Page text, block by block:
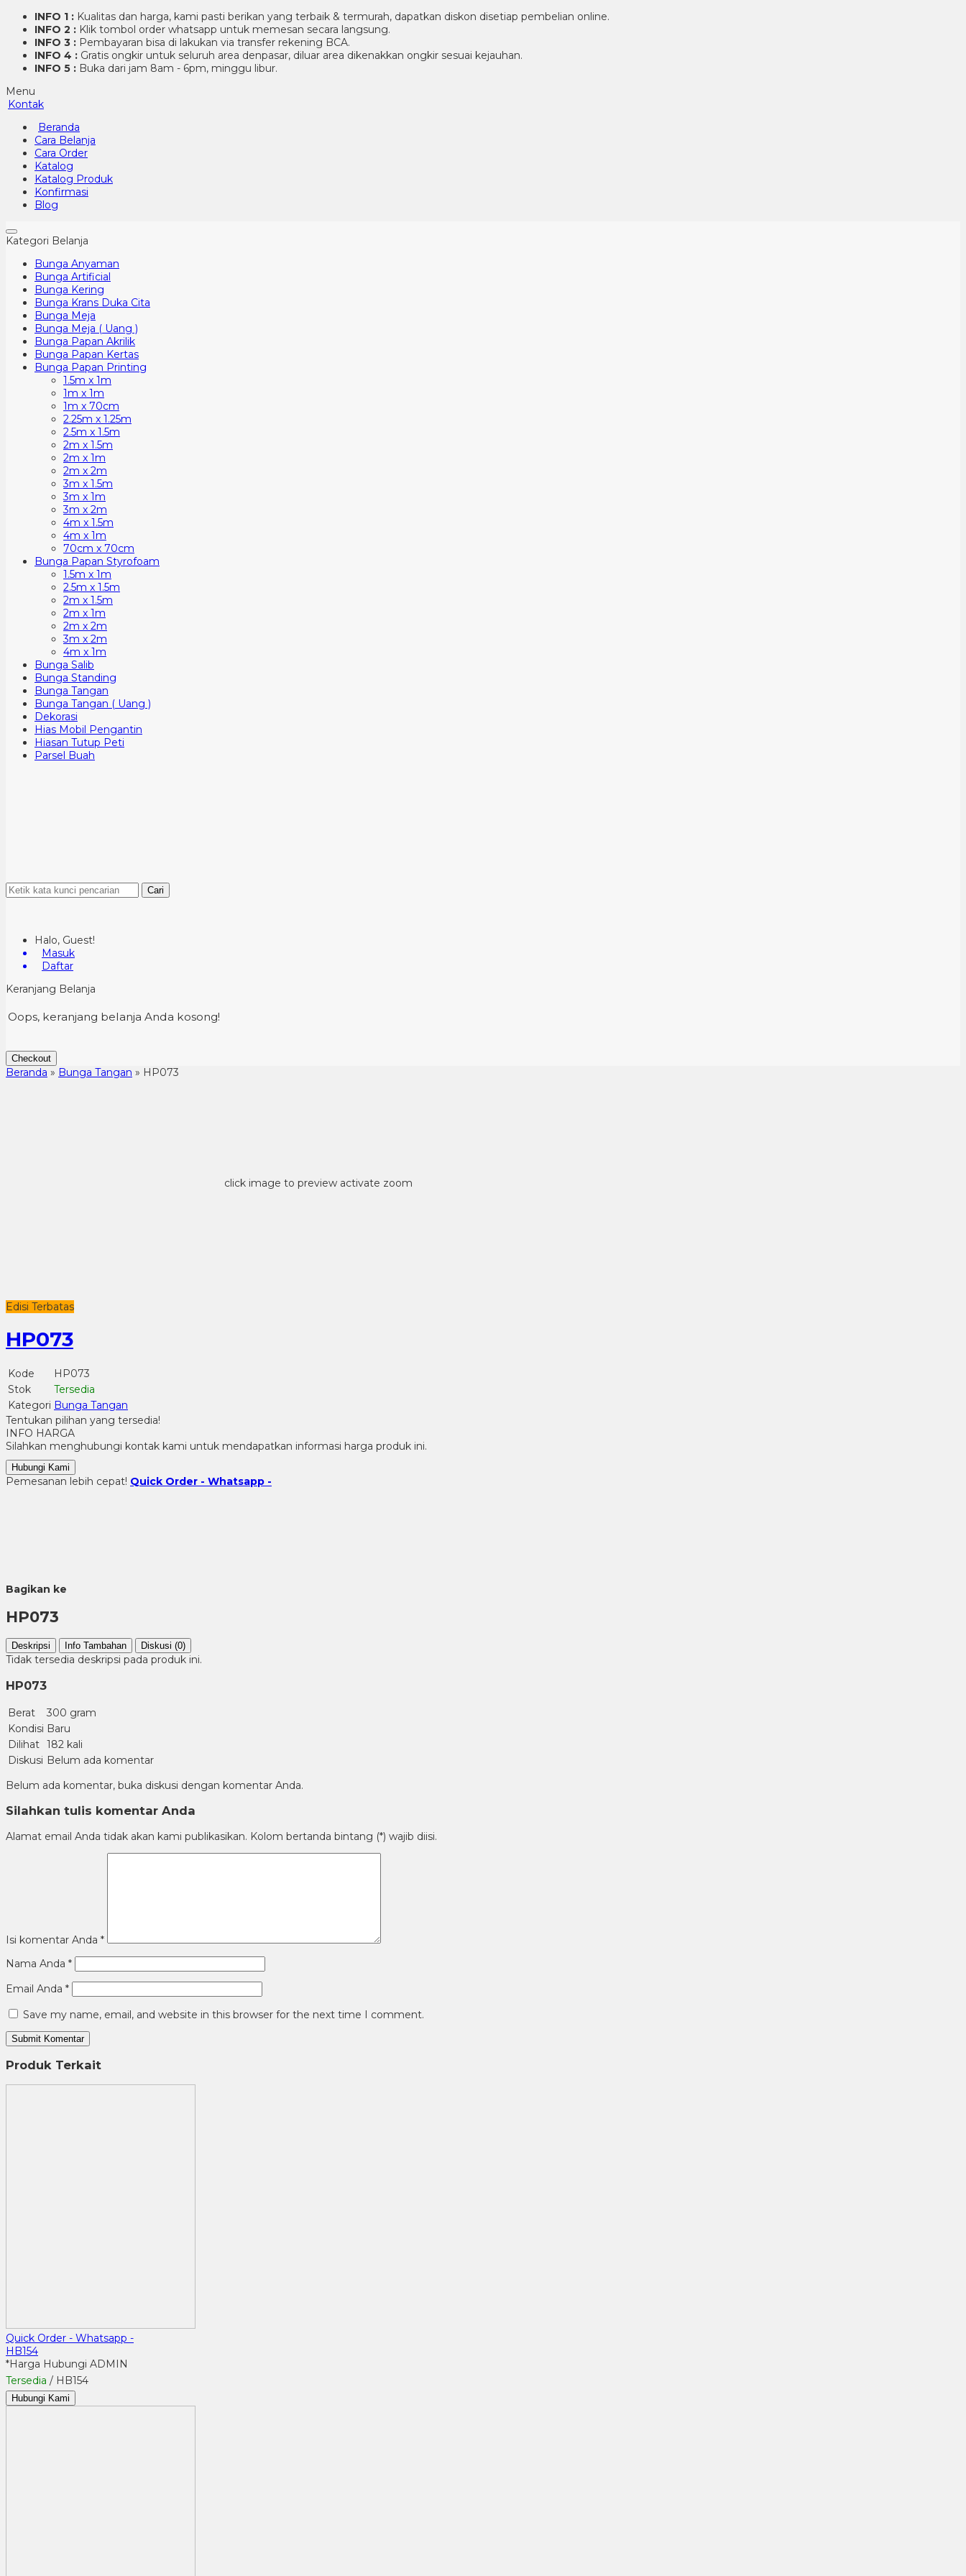
INFO 1 : Kualitas dan harga, kami pasti berikan yang terbaik & termurah, dapatkan diskon disetiap pembelian online.
INFO 2 : Klik tombol order whatsapp untuk memesan secara langsung.
INFO 3 : Pembayaran bisa di lakukan via transfer rekening BCA.
INFO 4 : Gratis ongkir untuk seluruh area denpasar, diluar area dikenakkan ongkir sesuai kejauhan.
INFO 5 : Buka dari jam 8am - 6pm, minggu libur.
Menu
Kontak
Beranda
Cara Belanja
Cara Order
Katalog
Katalog Produk
Konfirmasi
Blog
Kategori Belanja
Bunga Anyaman
Bunga Artificial
Bunga Kering
Bunga Krans Duka Cita
Bunga Meja
Bunga Meja ( Uang )
Bunga Papan Akrilik
Bunga Papan Kertas
Bunga Papan Printing
1.5m x 1m
1m x 1m
1m x 70cm
2.25m x 1.25m
2.5m x 1.5m
2m x 1.5m
2m x 1m
2m x 2m
3m x 1.5m
3m x 1m
3m x 2m
4m x 1.5m
4m x 1m
70cm x 70cm
Bunga Papan Styrofoam
1.5m x 1m
2.5m x 1.5m
2m x 1.5m
2m x 1m
2m x 2m
3m x 2m
4m x 1m
Bunga Salib
Bunga Standing
Bunga Tangan
Bunga Tangan ( Uang )
Dekorasi
Hias Mobil Pengantin
Hiasan Tutup Peti
Parsel Buah
Cari
Halo, Guest!
Masuk
Daftar
Keranjang Belanja
Oops, keranjang belanja Anda kosong!
Checkout
Beranda » Bunga Tangan » HP073
click image to preview activate zoom
Edisi Terbatas
HP073
Kode
HP073
Stok
Tersedia
Kategori Bunga Tangan
Tentukan pilihan yang tersedia!
INFO HARGA
Silahkan menghubungi kontak kami untuk mendapatkan informasi harga produk ini.
Hubungi Kami
Pemesanan lebih cepat! Quick Order - Whatsapp -
Bagikan ke
HP073
Deskripsi Info Tambahan Diskusi (0)
Tidak tersedia deskripsi pada produk ini.
HP073
Berat
300 gram
Kondisi Baru
Dilihat 182 kali
Diskusi Belum ada komentar
Belum ada komentar, buka diskusi dengan komentar Anda.
Silahkan tulis komentar Anda
Alamat email Anda tidak akan kami publikasikan. Kolom bertanda bintang (*) wajib diisi.
Isi komentar Anda *
Nama Anda *
Email Anda *
Save my name, email, and website in this browser for the next time I comment.
Produk Terkait
Quick Order - Whatsapp -
HB154
*Harga Hubungi ADMIN
Tersedia / HB154
Hubungi Kami